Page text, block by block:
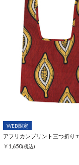
WEB限定
￥1,650(税込)